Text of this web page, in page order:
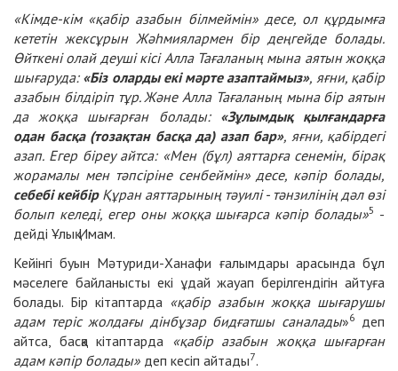
«Кімде-кім «қабір азабын білмеймін» десе, ол құрдымға
кететін жексұрын Жәһмиялармен бір деңгейде болады.
Өйткені олай деуші кісі Алла Тағаланың мына аятын жоққа
шығаруда: «Біз оларды екі мәрте азаптаймыз», яғни, қабір
азабын білдіріп тұр. Және Алла Тағаланың мынабір аятын
да жоққа шығарған болады: «Зұлымдық қылғандарға
одан басқа (тозақтан басқа да) азап бар», яғни, қабірдегі
азап. Егер біреу айтса: «Мен (бұл) аяттарға сенемін, бірақ
жорамалы мен тәпсіріне сенбеймін» десе, кәпір болады,
себебі кейбірҚұран аяттарының тәуилі - тәнзилінің дәл өзі
болып келеді, егер оны жоққа шығарса кәпір болады»5 -
дейді Ұлық Имам.
Кейінгі буын Мәтуриди-Ханафи ғалымдары арасында бұл
мәселеге байланысты екі ұдай жауап берілгендігін айтуға
болады. Бір кітаптарда «қабір азабын жоққа шығарушы
адам теріс жолдағы дінбұзар бидғатшы саналады»6 деп
айтса, басқа кітаптарда «қабір азабын жоққа шығарған
адам кәпір болады» деп кесіп айтады7.